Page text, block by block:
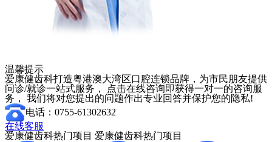
温馨提示
爱康健齿科打造粤港澳大湾区口腔连锁品牌，为市民朋友提供
问诊/就诊一站式服务， 点击在线咨询即获得一对一的咨询服
务， 我们将对您提出的问题作出专业回答并保护您的隐私!
电话：0755-61302632
在线客服
爱康健齿科热门项目 爱康健齿科热门项目